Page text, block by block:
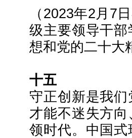
（2023年2月7
级主要领导干
想和党的二十大
十五
守正创新是我
才能不迷失方
领时代。中国